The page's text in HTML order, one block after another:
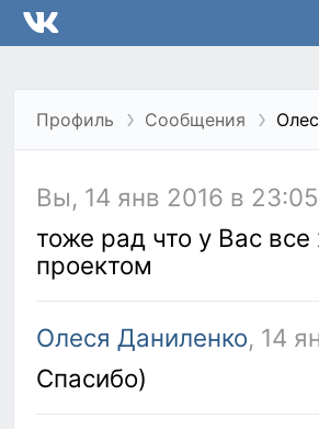
Профиль Сообщения
Вы, 14 янв 2016 в
тоже рад что у Вас
проектом
Олеся Даниленко, 14
Спасибо)